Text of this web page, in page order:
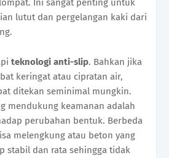
Ini sangat penting untuk
lutut dan pergelangan kaki dari
teknologi anti-slip. Bahkan jika
keringat atau cipratan air,
ditekan seminimal mungkin.
mendukung keamanan adalah
perubahan bentuk. Berbeda
melengkung atau beton yang
stabil dan rata sehingga tidak